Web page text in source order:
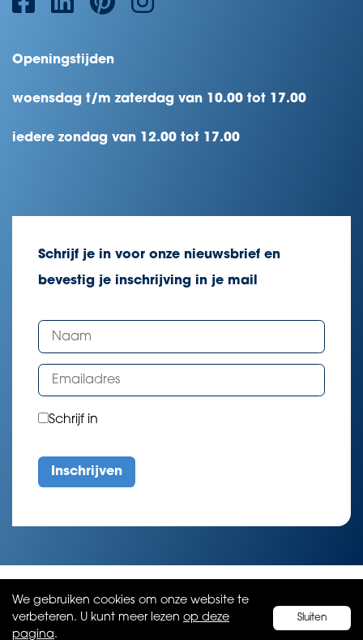
Openingstijden
woensdag t/m zaterdag van 10.00 tot 17.00
iedere zondag van 12.00 tot 17.00
Schrijf je in voor onze nieuwsbrief en
bevestig je inschrijving in je mail
Schrijf in
We gebruiken cookies om onze website te
verbeteren. U kunt meer lezen op deze
pagina.
Sluiten